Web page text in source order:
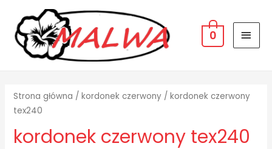
0
Strona główna /kordonek czerwony / kordonek czerwony
tex240
kordonek czerwony tex240